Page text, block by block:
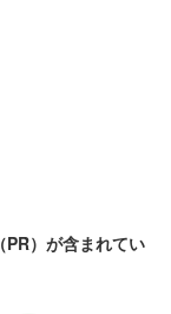
）が含まれてい